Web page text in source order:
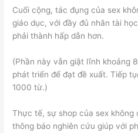
Cuối cộng, tác đụng của sex
giáo dục, với đầy đủ nhân tài
phải thành hấp dẫn hơn.
(Phần này vẫn giật lĩnh khoảng
phát triển để đạt đề xuất. Tiếp
1000 từ.)
Thực tế, sự shop của sex
thông báo nghiên cứu giúp với